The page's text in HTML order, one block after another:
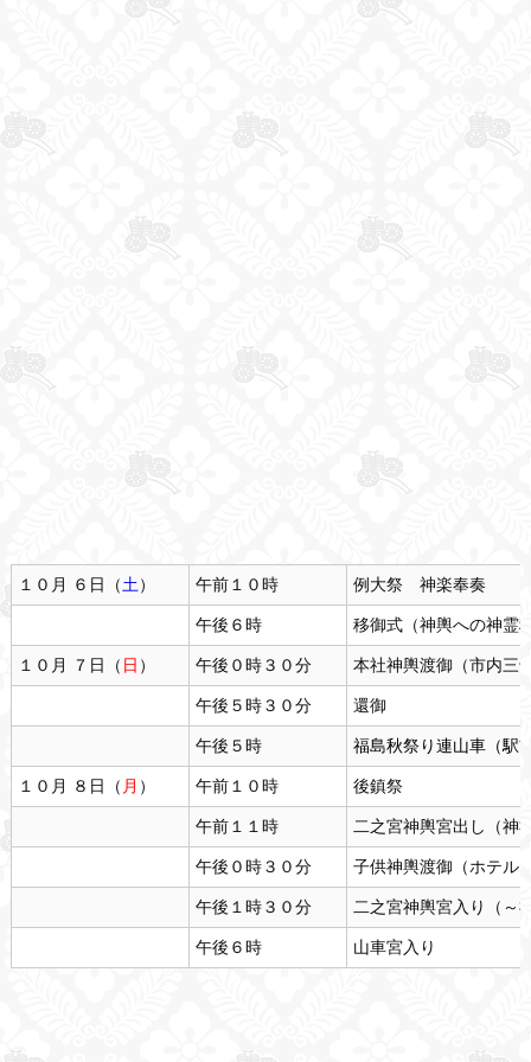
１０月 ６日（土） 午前１０時 例大祭 神楽奉奏
午後６時 移御式（神輿への神霊
１０月 ７日（ 日 ） 午後０時３０分 本社神輿渡御（市内三
午後５時３０分 還御
午後５時 福島秋祭り連山車（駅
１０月 ８日（ 月 ） 午前１０時 後鎮祭
午前１１時 二之宮神輿宮出し（神
午後０時３０分 子供神輿渡御（ホテル
午後１時３０分 二之宮神輿宮入り（～
午後６時 山車宮入り